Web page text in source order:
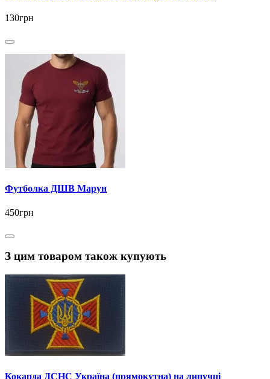
130грн
Футболка ДШВ Марун
450грн
З цим товаром також купують
Кокарда ДСНС Україна (прямокутна) на липучці